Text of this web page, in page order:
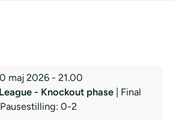
maj 2026 - 21.00
- Knockout phase
| Final
Pausestilling: 0-2